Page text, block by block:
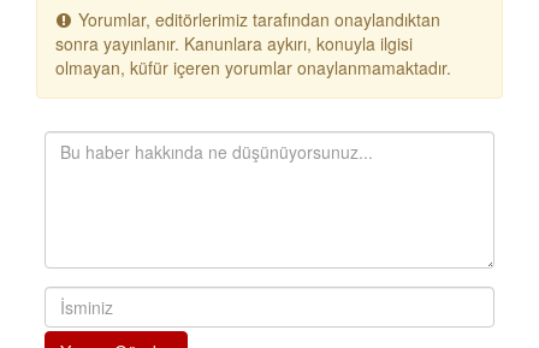
Yorumlar, editörlerimiz tarafından onaylandıktan
sonra yayınlanır. Kanunlara aykırı, konuyla ilgisi
olmayan, küfür içeren yorumlar onaylanmamaktadır.